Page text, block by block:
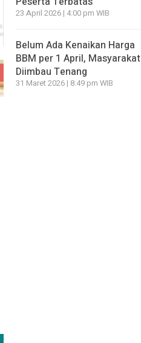
23 April 2026 | 4:00 pm WIB
Belum Ada Kenaikan Harga
BBM per 1 April, Masyarakat
Diimbau Tenang
31 Maret 2026 | 8:49 pm WIB